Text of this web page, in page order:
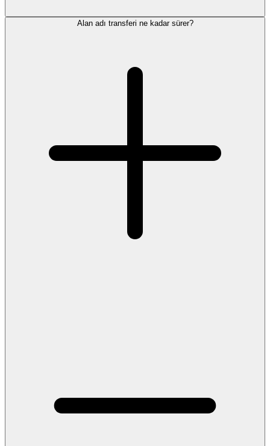
Alan adı transferi ne kadar sürer?